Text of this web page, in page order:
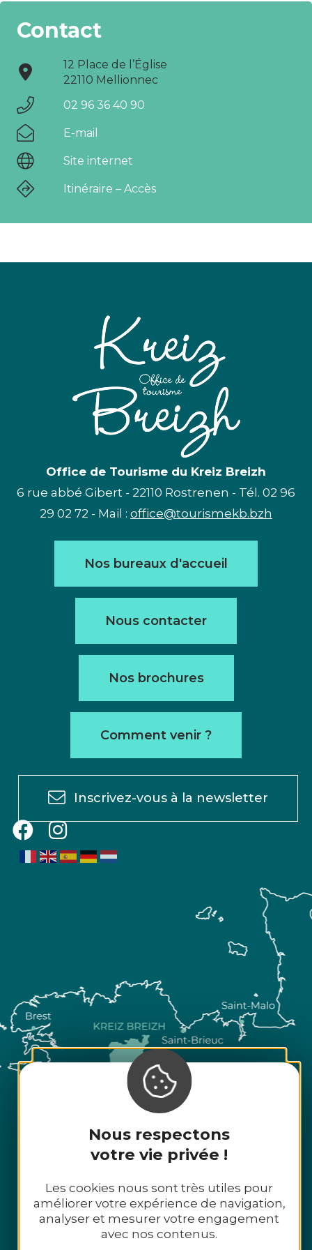
Nous respectons
votre vie privée !
Les cookies nous sont très utiles pour
améliorer votre expérience de navigation,
analyser et mesurer votre engagement
avec nos contenus.
Contact
12 Place de l’Église
22110 Mellionnec
02 96 36 40 90
E-mail
Site internet
Itinéraire – Accès
Office de Tourisme du Kreiz Breizh
6 rue abbé Gibert - 22110 Rostrenen - Tél. 02 96
29 02 72 - Mail : office@tourismekb.bzh
Nos bureaux d'accueil
Nous contacter
Nos brochures
Comment venir ?
Inscrivez-vous à la newsletter